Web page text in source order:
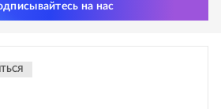
на нас